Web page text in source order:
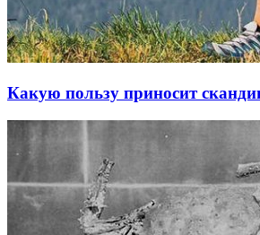
Какую пользу приносит